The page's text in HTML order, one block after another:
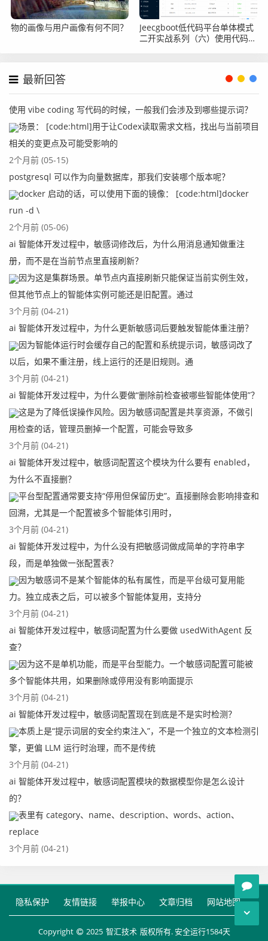
物的画像与用户画像有何不同？​​
Jeecgboot低代码平台单体模式
二开实战系列（六）使用代码生
最新回答
使用 vibe coding 写代码的时候，一般我们会涉及到哪些提示词？
场景： [code:html]用于让Codex读取需求文档，找出与当前项目
相关的变更点及可能受影响的
2个月前 (05-15)
postgresql 可以作为向量数据库，那我们安装哪个版本呢？
docker 启动的话，可以使用下面的镜像： [code:html]docker
run -d \
2个月前 (05-06)
ai 智能体开发过程中，敏感词修改后，为什么用消息通知做重注
册，而不是在当前节点里直接刷新？
因为这是集群场景。单节点内直接刷新只能保证当前实例生效，
但其他节点上的智能体实例可能还是旧配置。通过
3个月前 (04-21)
ai 智能体开发过程中，为什么更新敏感词后要触发智能体重注册？
因为智能体运行时会缓存自己的配置和系统提示词，敏感词改了
以后，如果不重注册，线上运行的还是旧规则。通
3个月前 (04-21)
ai 智能体开发过程中，为什么要做“删除前检查被哪些智能体使用”？
这是为了降低误操作风险。因为敏感词配置是共享资源，不做引
用检查的话，管理员删掉一个配置，可能会导致多
3个月前 (04-21)
ai 智能体开发过程中，敏感词配置这个模块为什么要有 enabled，
为什么不直接删？
平台型配置通常要支持“停用但保留历史”。直接删除会影响排查和
回溯，尤其是一个配置被多个智能体引用时，
3个月前 (04-21)
ai 智能体开发过程中，为什么没有把敏感词做成简单的字符串字
段，而是单独做一张配置表？
因为敏感词不是某个智能体的私有属性，而是平台级可复用能
力。独立成表之后，可以被多个智能体复用，支持分
3个月前 (04-21)
ai 智能体开发过程中，敏感词配置为什么要做 usedWithAgent 反
查？
因为这不是单机功能，而是平台型能力。一个敏感词配置可能被
多个智能体共用，如果删除或停用没有影响面提示
3个月前 (04-21)
ai 智能体开发过程中，敏感词配置现在到底是不是实时检测？
本质上是“提示词层的安全约束注入”，不是一个独立的文本检测引
擎，更偏 LLM 运行时治理，而不是传统
3个月前 (04-21)
ai 智能体开发过程中，敏感词配置模块的数据模型你是怎么设计
的？
表里有 category、name、description、words、action、
replace
3个月前 (04-21)
隐私保护 友情链接 举报中心 文章归档 网站地图
Copyright 2025 智汇技术 版权所有. 安全运行1584天